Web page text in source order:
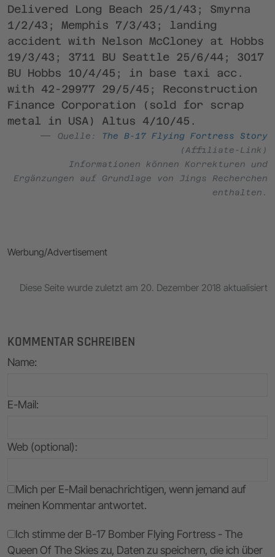
Delivered Long Beach 25/1/43; Smyrna
1/2/43; Memphis 7/3/43; landing
accident with Nelson McCloney at Hobbs
19/3/43; 3711 BU Seattle 25/6/44; 3017
BU Hobbs 10/4/45; in base taxi acc.
with 42-29977 29/5/45; Reconstruction
Finance Corporation (sold for scrap
metal in USA) Altus 4/10/45.
Quelle:
The B-17 Flying Fortress Story
(Affiliate-Link)
Informationen können Korrekturen und
Ergänzungen auf Grundlage von Jings Recherchen
enthalten.
Werbung/Advertisement
Diese Seite wurde zuletzt am 20. Dezember 2018 aktualisiert
KOMMENTAR SCHREIBEN
Name:
E-Mail:
Web (optional):
Mich per E-Mail benachrichtigen, wenn jemand auf
meinen Kommentar antwortet.
Ich stimme der B-17 Bomber Flying Fortress - The
Queen Of The Skies zu, Daten zu speichern, die ich über